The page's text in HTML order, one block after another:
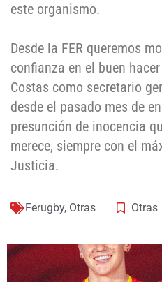
este organismo.
Desde la FER queremos
confianza en el buen
Costas como secretario
desde el pasado mes de
presunción de inocencia
merece, siempre con el
Justicia.
Ferugby, Otras Otras